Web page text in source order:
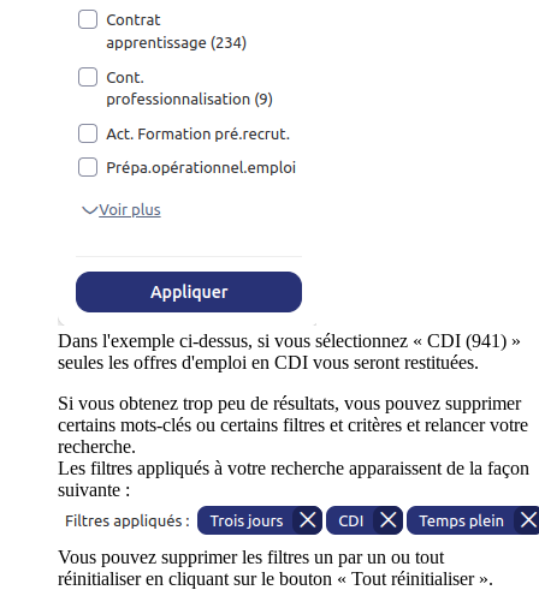
Dans l'exemple ci-dessus, si vous sélectionnez « CDI (941) »
seules les offres d'emploi en CDI vous seront restituées.
Si vous obtenez trop peu de résultats, vous pouvez supprimer
certains mots-clés ou certains filtres et critères et relancer votre
recherche.
Les filtres appliqués à votre recherche apparaissent de la façon
suivante :
Vous pouvez supprimer les filtres un par un ou tout
réinitialiser en cliquant sur le bouton « Tout réinitialiser ».